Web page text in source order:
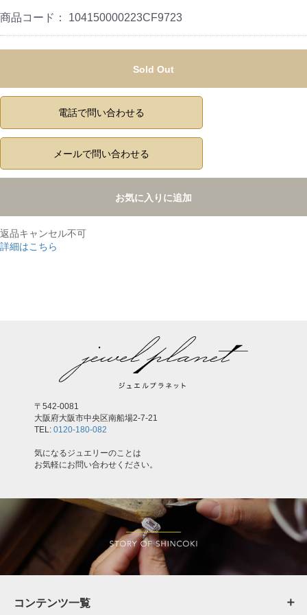
商品コード： 104150000223CF9723
Sold Out
電話で問い合わせる
メールで問い合わせる
お気に入りに追加
返品キャンセル不可
詳細はこちら
〒542-0081
大阪府大阪市中央区南船場2-7-21
TEL: 0120-180-082
気になるジュエリーのことは
お気軽にお問い合わせください。
コンテンツ一覧